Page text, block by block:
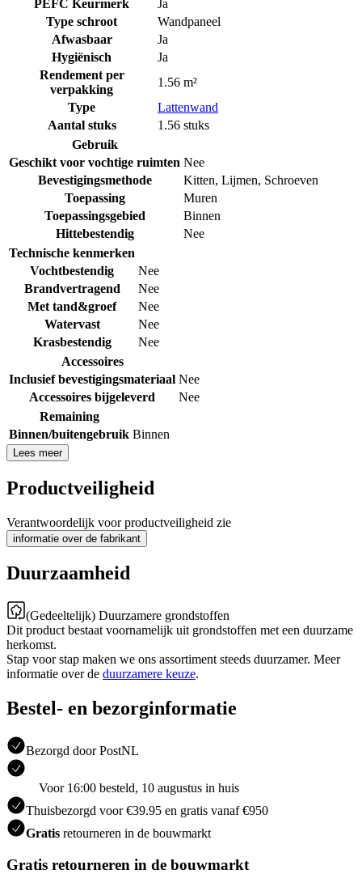
PEFC Keurmerk
Ja
Type schroot
Wandpaneel
Afwasbaar
Ja
Hygiënisch
Ja
Rendement per
verpakking
1.56 m²
Type
Lattenwand
Aantal stuks
1.56 stuks
Gebruik
Geschikt voor vochtige ruimten Nee
Bevestigingsmethode
Kitten, Lijmen, Schroeven
Toepassing
Muren
Toepassingsgebied
Binnen
Hittebestendig
Nee
Technische kenmerken
Vochtbestendig
Nee
Brandvertragend
Nee
Met tand&groef
Nee
Watervast
Nee
Krasbestendig
Nee
Accessoires
Inclusief bevestigingsmateriaal Nee
Accessoires bijgeleverd
Nee
Remaining
Binnen/buitengebruik Binnen
Lees meer
Productveiligheid
Verantwoordelijk voor productveiligheid zie
informatie over de fabrikant
Duurzaamheid
(Gedeeltelijk) Duurzamere grondstoffen
Dit product bestaat voornamelijk uit grondstoffen met een duurzame
herkomst.
Stap voor stap maken we ons assortiment steeds duurzamer. Meer
informatie over de duurzamere keuze.
Bestel- en bezorginformatie
Bezorgd door PostNL
Voor 16:00 besteld, 10 augustus in huis
Thuisbezorgd voor €39.95 en gratis vanaf €950
Gratis retourneren in de bouwmarkt
Gratis retourneren in de bouwmarkt